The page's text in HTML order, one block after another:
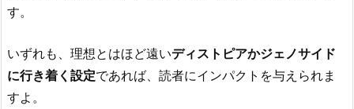
す。
いずれも、理想とはほど遠いディストピアかジェノサイド
に行き着く設定であれば、読者にインパクトを与えられま
すよ。